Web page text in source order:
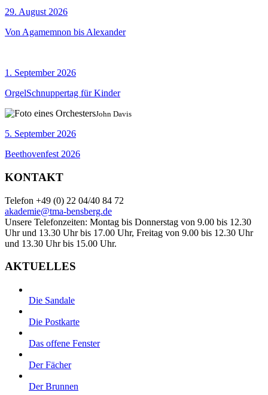
29. August 2026
Von Agamemnon bis Alexander
1. September 2026
OrgelSchnuppertag für Kinder
John Davis
5. September 2026
Beethovenfest 2026
KONTAKT
Telefon +49 (0) 22 04/40 84 72
akademie@tma-bensberg.de
Unsere Telefonzeiten: Montag bis Donnerstag von 9.00 bis 12.30
Uhr und 13.30 Uhr bis 17.00 Uhr, Freitag von 9.00 bis 12.30 Uhr
und 13.30 Uhr bis 15.00 Uhr.
AKTUELLES
Die Sandale
Die Postkarte
Das offene Fenster
Der Fächer
Der Brunnen